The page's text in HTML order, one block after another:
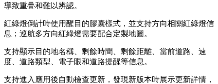
導致重疊和難以辨認。
紅綠燈倒計時使用醒目的膠囊樣式，並支持方向相關紅綠燈信
息；巡航多方向紅綠燈需要配合定製地圖。
支持顯示目的地名稱、剩餘時間、剩餘距離、當前道路、速
度、道路類型、電子眼和道路提醒等信息。
支持進入應用後自動檢查更新，發現新版本時展示更新詳情，